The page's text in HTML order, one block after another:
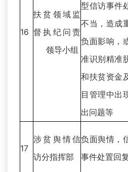
16
扶贫领域监
督执纪问责
领导小组
型信访事件
不当，造成
负面影响，
准识别精准
和扶贫资金
目管理中出
出问题等
17
涉贫舆情信
访分指挥部
负面舆情，
事件处置回复